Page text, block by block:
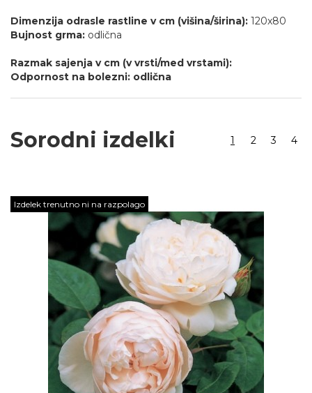
Dimenzija odrasle rastline v cm (višina/širina): 120x80
Bujnost grma: odlična
Razmak sajenja v cm (v vrsti/med vrstami):
Odpornost na bolezni: odlična
Sorodni izdelki 1 2 3 4
Izdelek trenutno ni na razpolago